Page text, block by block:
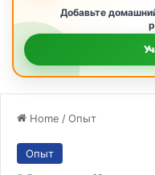
Добавьте
Home /Опыт
Опыт